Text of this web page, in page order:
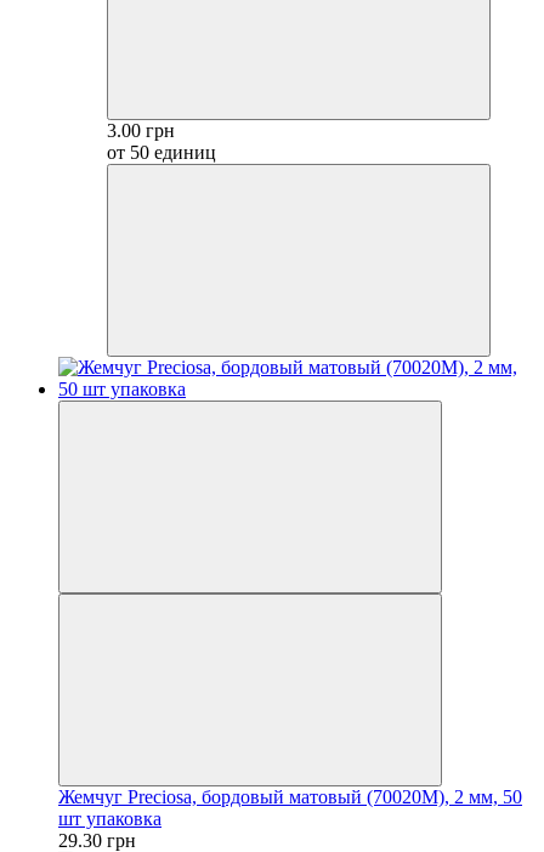
3.00 грн
от 50 единиц
Жемчуг Preciosa, бордовый матовый (70020М), 2 мм, 50
шт упаковка
29.30 грн